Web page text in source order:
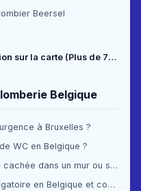
Beersel
Voir toutes nos zones d'intervention sur la carte (Plus de 70 communes couvertes) →
Belgique
à Bruxelles ?
WC en Belgique ?
Comment détecter une fuite d'eau cachée dans un mur ou sous le sol ?
L'entretien de chaudière est-il obligatoire en Belgique et combien ça coûte ?